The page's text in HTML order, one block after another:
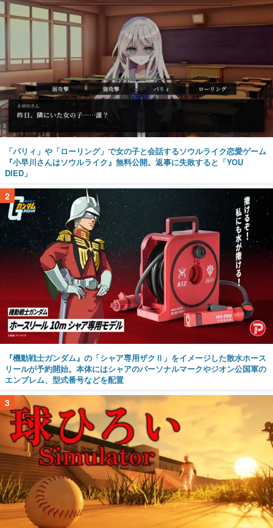
「パリィ」や「ローリング」で女の子と会話するソウルライク恋愛ゲーム
『小早川さんはソウルライク』無料公開。返事に失敗すると「YOU
DIED」
2
『機動戦士ガンダム』の「シャア専用ザクⅡ」をイメージした散水ホース
リールが予約開始。本体にはシャアのパーソナルマークやジオン公国軍の
エンブレム、型式番号などを配置
3